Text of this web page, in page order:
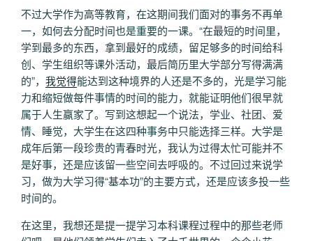
不过大学作为高等教育，在这期间我们面对的事务不再单
一，如何去分配时间也是重要的一课。“在最短的时间里，
学到最多的东西，拿到最好的成绩，留足够多的时间给科
创、学生组织等课外活动，最后简历里大学部分写得满满
的”， 我觉得能达到这种境界的人还是不多的，光是学习能
力和缩短做每件事情的时间的能力，就能证明他们很早就
属于人生赢家了。写到这想起一个说法，学业、社团、爱
情、睡觉，大学生在这四种事务中只能选择三样。大学是
成年后第一段珍贵的青春时光，我认为过得太忙可能并不
是好事，还是应该留一些空间去呼吸的。不过回过来说学
习，做为大学习得“基本功”的主要方式，还是应该多投一些
时间的。
在这里，我想还是提一提学习本科课程过程中的那些老师